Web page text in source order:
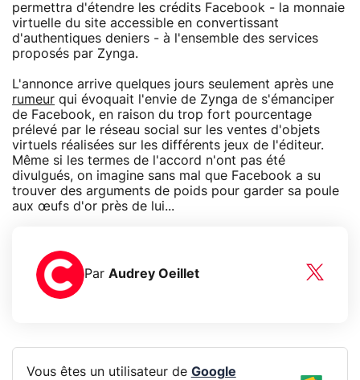
permettra d'étendre les crédits Facebook - la monnaie
virtuelle du site accessible en convertissant
d'authentiques deniers - à l'ensemble des services
proposés par Zynga.
L'annonce arrive quelques jours seulement après une
rumeur qui évoquait l'envie de Zynga de s'émanciper
de Facebook, en raison du trop fort pourcentage
prélevé par le réseau social sur les ventes d'objets
virtuels réalisées sur les différents jeux de l'éditeur.
Même si les termes de l'accord n'ont pas été
divulgués, on imagine sans mal que Facebook a su
trouver des arguments de poids pour garder sa poule
aux œufs d'or près de lui...
Par Audrey Oeillet
Vous êtes un utilisateur de Google